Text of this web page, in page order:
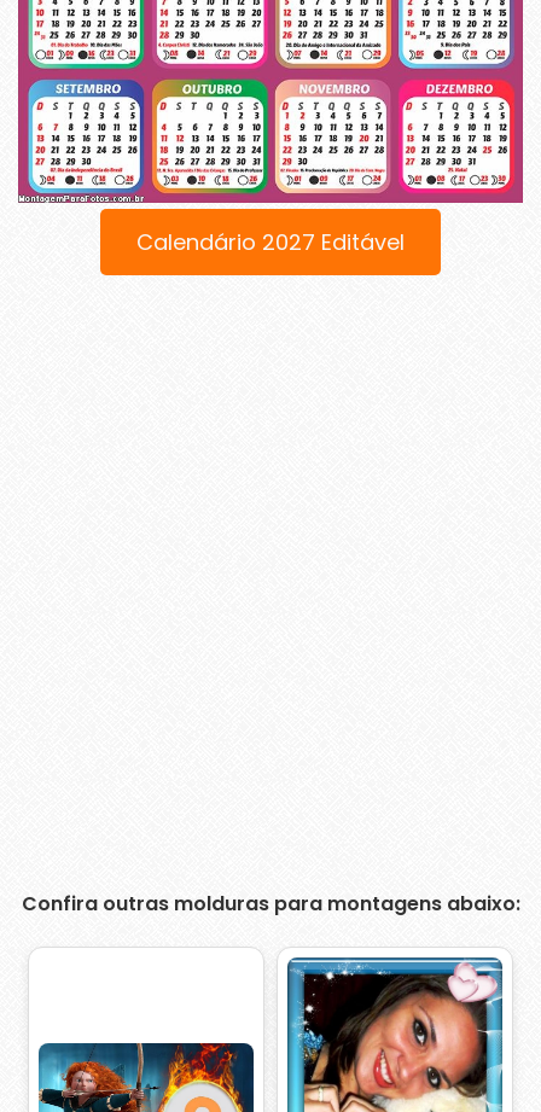
Calendário 2027 Editável
Confira outras molduras para montagens abaixo: